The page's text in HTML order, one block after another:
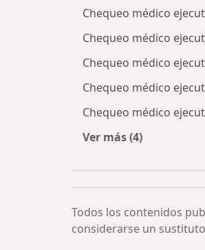
Chequeo médico
Chequeo médico
Chequeo médico
Chequeo médico
Chequeo médico
Ver más (4)
Todos los contenidos
considerarse un